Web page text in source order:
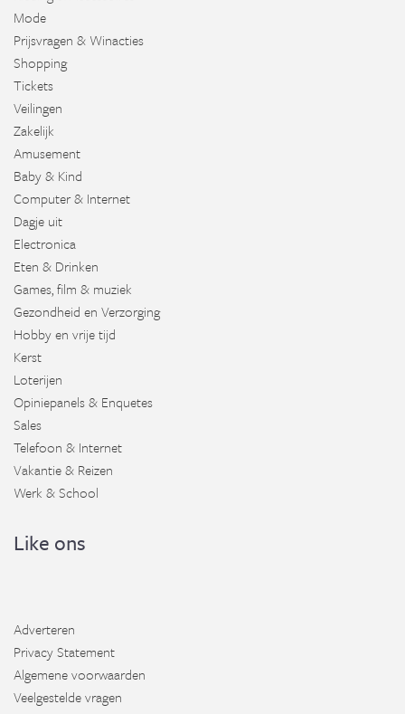
Mode
Prijsvragen & Winacties
Shopping
Tickets
Veilingen
Zakelijk
Amusement
Baby & Kind
Computer & Internet
Dagje uit
Electronica
Eten & Drinken
Games, film & muziek
Gezondheid en Verzorging
Hobby en vrije tijd
Kerst
Loterijen
Opiniepanels & Enquetes
Sales
Telefoon & Internet
Vakantie & Reizen
Werk & School
Like ons
Adverteren
Privacy Statement
Algemene voorwaarden
Veelgestelde vragen